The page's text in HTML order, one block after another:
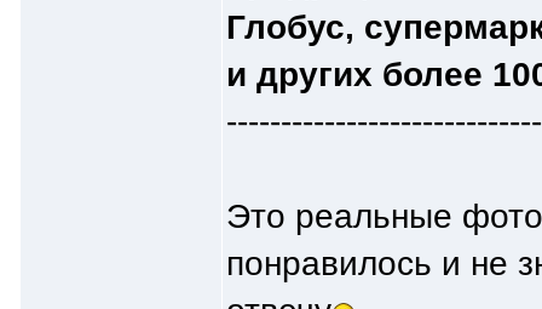
Глобус,
и других более
Это реальные
понравилось и не